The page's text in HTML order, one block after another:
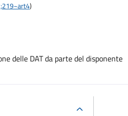
)
delle DAT da parte del disponente